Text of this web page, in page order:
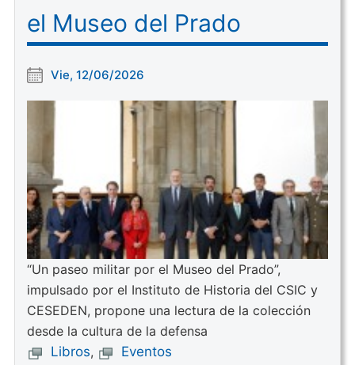
el Museo del Prado
Vie, 12/06/2026
“Un paseo militar por el Museo del Prado”,
impulsado por el Instituto de Historia del CSIC y
CESEDEN, propone una lectura de la colección
desde la cultura de la defensa
Libros, Eventos